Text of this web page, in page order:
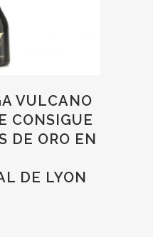
VULCANO
CONSIGUE
DE ORO EN
DE LYON